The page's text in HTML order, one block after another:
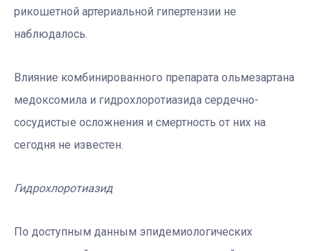
рикошетной артериальной гипертензии не
наблюдалось.
Влияние комбинированного препарата ольмезартана
медоксомила и гидрохлоротиазида сердечно-
сосудистые осложнения и смертность от них на
сегодня не известен.
Гидрохлоротиазид
По доступным данным эпидемиологических